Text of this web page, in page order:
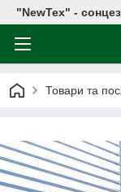
"NewTex" -
Товари та